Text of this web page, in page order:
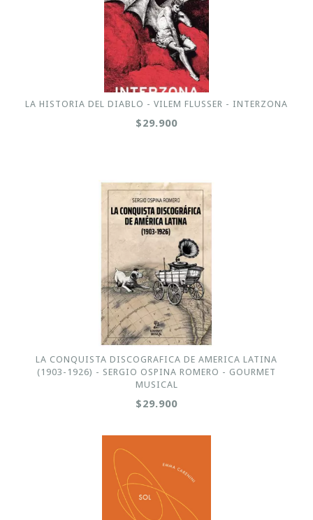
LA HISTORIA DEL DIABLO - VILEM FLUSSER - INTERZONA
$29.900
LA CONQUISTA DISCOGRAFICA DE AMERICA LATINA
(1903-1926) - SERGIO OSPINA ROMERO - GOURMET
MUSICAL
$29.900